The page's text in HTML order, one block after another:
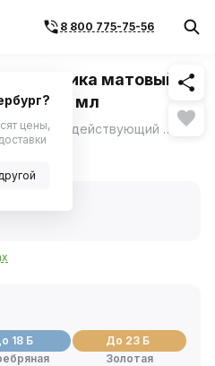
8 800 775-75-56Похожие
пластика матовый
335 мл
Полироль-очиститель Kerry — Быстродействующий состав полироля предназначен для ухода за приборной панелью, пластиковыми и виниловыми деталями декоративной отделки салона. ещё
18 Б
До 23 Б
Золотая
цены,